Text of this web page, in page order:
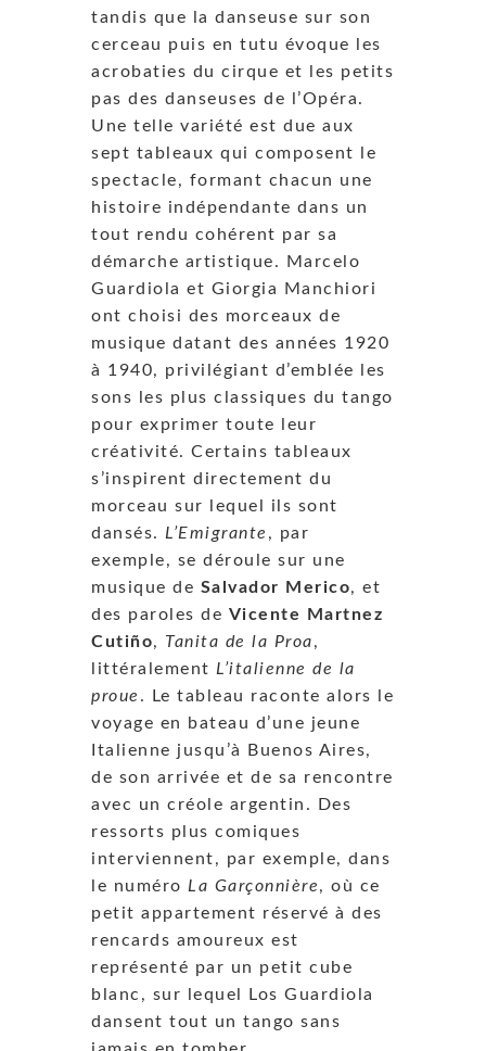
tandis que la danseuse sur son
cerceau puis en tutu évoque les
acrobaties du cirque et les petits
pas des danseuses de l’Opéra.
Une telle variété est due aux
sept tableaux qui composent le
spectacle, formant chacun une
histoire indépendante dans un
tout rendu cohérent par sa
démarche artistique. Marcelo
Guardiola et Giorgia Manchiori
ont choisi des morceaux de
musique datant des années 1920
à 1940, privilégiant d’emblée les
sons les plus classiques du tango
pour exprimer toute leur
créativité. Certains tableaux
s’inspirent directement du
morceau sur lequel ils sont
dansés. L’Emigrante , par
exemple, se déroule sur une
musique de Salvador Merico, et
des paroles de Vicente Martnez
Cutiño, Tanita de la Proa,
littéralement L’italienne de la
proue . Le tableau raconte alors le
voyage en bateau d’une jeune
Italienne jusqu’à Buenos Aires,
de son arrivée et de sa rencontre
avec un créole argentin. Des
ressorts plus comiques
interviennent, par exemple, dans
le numéro La Garçonnière, où ce
petit appartement réservé à des
rencards amoureux est
représenté par un petit cube
blanc, sur lequel Los Guardiola
dansent tout un tango sans